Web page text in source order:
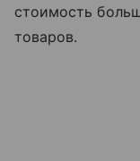
стоимость
товаров.